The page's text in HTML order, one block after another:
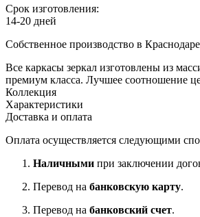
Срок изготовления:
14-20 дней
Собственное производство в Краснодаре
Все каркасы зеркал изготовлены из
премиум класса. Лучшее соотношение
Коллекция
Характеристики
Доставка и оплата
Оплата осуществляется следующими
Наличными при заключении
Перевод на банковскую карту.
Перевод на банковский счет.